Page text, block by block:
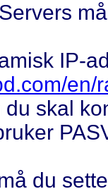
IP-
skal
du